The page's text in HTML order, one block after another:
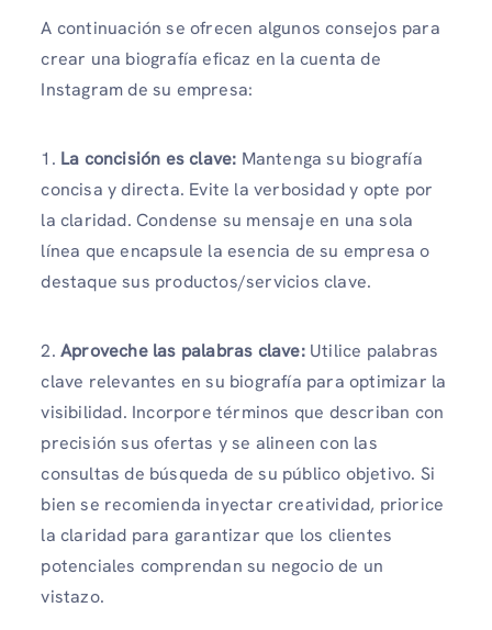
A continuación se ofrecen algunos consejos para
crear una biografía eficaz en la cuenta de
Instagram de su empresa:
1. La concisión es clave: Mantenga su biografía
concisa y directa. Evite la verbosidad y opte por
la claridad. Condense su mensaje en una sola
línea que encapsule la esencia de su empresa o
destaque sus productos/servicios clave.
2. Aproveche las palabras clave:Utilice palabras
clave relevantes en su biografía para optimizar la
visibilidad. Incorpore términos que describan con
precisión sus ofertas y se alineen con las
consultas de búsqueda de su público objetivo. Si
bien se recomienda inyectar creatividad, priorice
la claridad para garantizar que los clientes
potenciales comprendan su negocio de un
vistazo.